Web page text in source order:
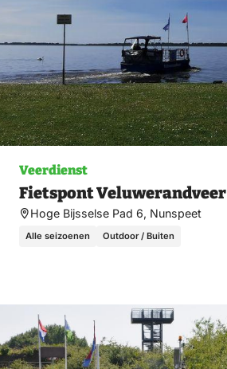
Veerdienst
Fietspont Veluwerandveer
Hoge Bijsselse Pad 6, Nunspeet
Alle seizoenen Outdoor / Buiten